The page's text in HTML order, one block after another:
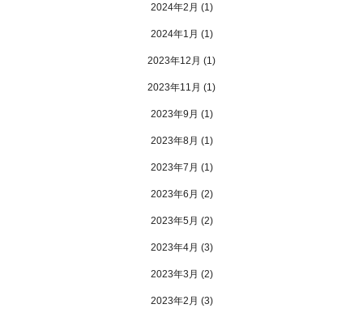
2024年2月 (1)
2024年1月 (1)
2023年12月 (1)
2023年11月 (1)
2023年9月 (1)
2023年8月 (1)
2023年7月 (1)
2023年6月 (2)
2023年5月 (2)
2023年4月 (3)
2023年3月 (2)
2023年2月 (3)